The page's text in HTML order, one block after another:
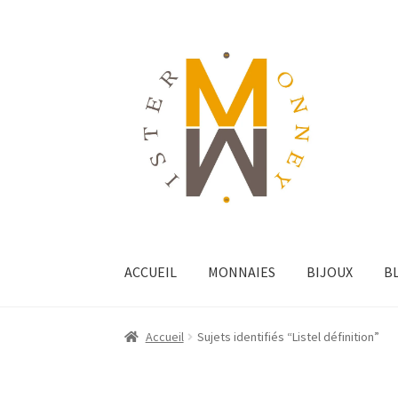
ACCUEIL MONNAIES BIJOUX
Accueil Sujets identifiés “Listel définition”